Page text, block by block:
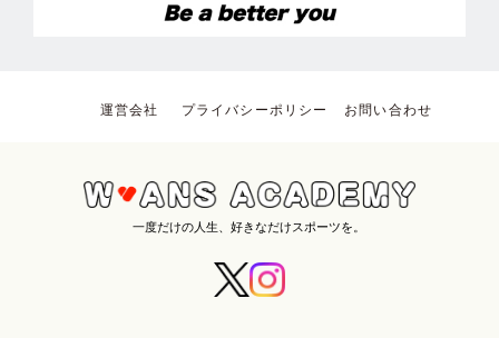
運営会社 プライバシーポリシー お問い合わせ
一度だけの人生、好きなだけスポーツを。